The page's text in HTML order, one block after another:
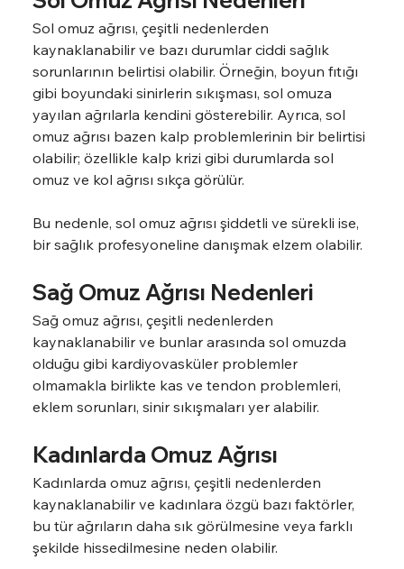
Sol omuz ağrısı, çeşitli nedenlerden
kaynaklanabilir ve bazı durumlar ciddi sağlık
sorunlarının belirtisi olabilir. Örneğin, boyun fıtığı
gibi boyundaki sinirlerin sıkışması, sol omuza
yayılan ağrılarla kendini gösterebilir. Ayrıca, sol
omuz ağrısı bazen kalp problemlerinin bir belirtisi
olabilir; özellikle kalp krizi gibi durumlarda sol
omuz ve kol ağrısı sıkça görülür.
Bu nedenle, sol omuz ağrısı şiddetli ve sürekli ise,
bir sağlık profesyoneline danışmak elzem olabilir.
Sağ Omuz Ağrısı Nedenleri
Sağ omuz ağrısı, çeşitli nedenlerden
kaynaklanabilir ve bunlar arasında sol omuzda
olduğu gibi kardiyovasküler problemler
olmamakla birlikte kas ve tendon problemleri,
eklem sorunları, sinir sıkışmaları yer alabilir.
Kadınlarda Omuz Ağrısı
Kadınlarda omuz ağrısı, çeşitli nedenlerden
kaynaklanabilir ve kadınlara özgü bazı faktörler,
bu tür ağrıların daha sık görülmesine veya farklı
şekilde hissedilmesine neden olabilir.